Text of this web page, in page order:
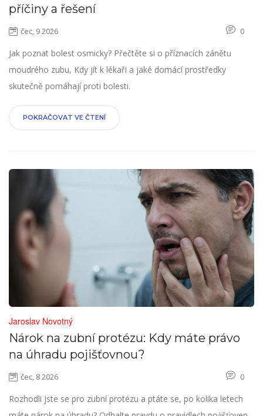
příčiny a řešení
čec, 9 2026 0
Jak poznat bolest osmicky? Přečtěte si o příznacích zánětu
moudrého zubu, Kdy jít k lékaři a jaké domácí prostředky
skutečně pomáhají proti bolesti.
POKRAČOVAT VE ČTENÍ
Jaroslav Novotný
Nárok na zubní protézu: Kdy máte právo
na úhradu pojišťovnou?
čec, 8 2026 0
Rozhodli jste se pro zubní protézu a ptáte se, po kolika letech